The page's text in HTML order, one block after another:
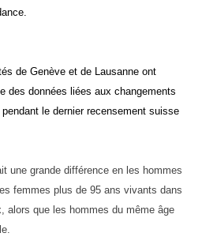
de Genève et de Lausanne ont
des données liées aux changements
le dernier recensement suisse
une grande différence en les hommes
femmes plus de 95 ans vivants dans
alors que les hommes du même âge